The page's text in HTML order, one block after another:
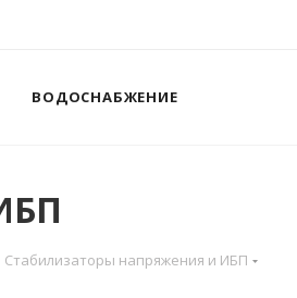
ВОДОСНАБЖЕНИЕ
Стабилизаторы напряжения и ИБП